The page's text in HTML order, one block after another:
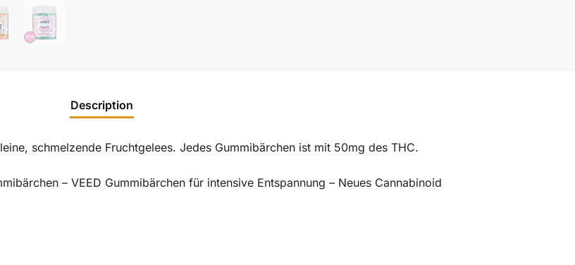
Description
schmelzende Fruchtgelees. Jedes Gummibärchen ist mit 50mg des THC.
– VEED Gummibärchen für intensive Entspannung – Neues Cannabinoid